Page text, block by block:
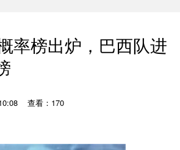
率榜出炉，巴西队进
查看：170